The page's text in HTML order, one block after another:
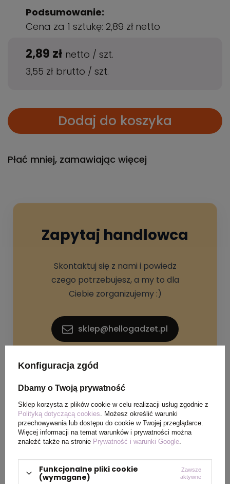
Podsumowanie:
Cena za 1 sztukę: 2,89 zł netto
2,89 zł netto / szt.
3,55 zł brutto / szt.
Dodaj do koszyka
Płać mniej, zamawiając więcej
Zapytaj handlowca
Skontaktuj się z nami i powiedz
czego potrzebujesz, a my to dla
Ciebie zorganizujemy :)
sklep@hellogadzet.pl
+48 733 367 006
SPECYFIKACJA PRODUKTU
Materiał
Konfiguracja zgód
Dbamy o Twoją prywatność
Sklep korzysta z plików cookie w celu realizacji usług zgodnie z
Polityką dotyczącą cookies . Możesz określić warunki
przechowywania lub dostępu do cookie w Twojej przeglądarce.
Więcej informacji na temat warunków i prywatności można
znaleźć także na stronie Prywatność i warunki Google
Funkcjonalne pliki cookie
(wymagane)
Zawsze
aktywne